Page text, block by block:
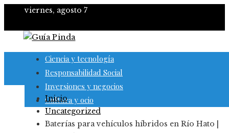
viernes, agosto 7
Ciencia y tecnología
Responsabilidad Social
Inversiones y negocios
Cultura y ocio
Inicio
Uncategorized
Baterías para vehículos híbridos en Río Hato |